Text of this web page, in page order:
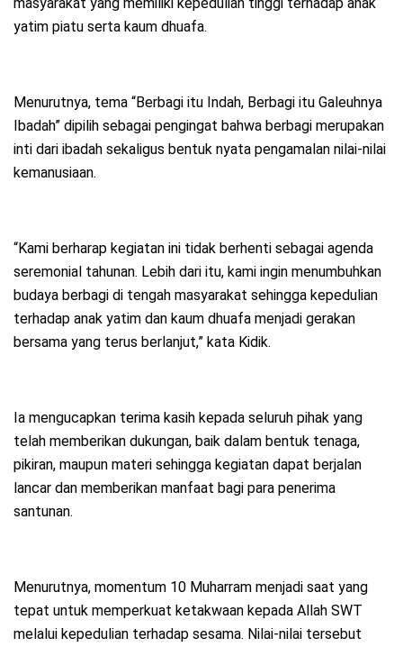
yatim piatu serta kaum dhuafa.
Menurutnya, tema “Berbagi itu Indah, Berbagi itu Galeuhnya
Ibadah” dipilih sebagai pengingat bahwa berbagi merupakan
inti dari ibadah sekaligus bentuk nyata pengamalan nilai-nilai
kemanusiaan.
“Kami berharap kegiatan ini tidak berhenti sebagai agenda
seremonial tahunan. Lebih dari itu, kami ingin menumbuhkan
budaya berbagi di tengah masyarakat sehingga kepedulian
terhadap anak yatim dan kaum dhuafa menjadi gerakan
bersama yang terus berlanjut,” kata Kidik.
Ia mengucapkan terima kasih kepada seluruh pihak yang
telah memberikan dukungan, baik dalam bentuk tenaga,
pikiran, maupun materi sehingga kegiatan dapat berjalan
lancar dan memberikan manfaat bagi para penerima
santunan.
Menurutnya, momentum 10 Muharram menjadi saat yang
tepat untuk memperkuat ketakwaan kepada Allah SWT
melalui kepedulian terhadap sesama. Nilai-nilai tersebut